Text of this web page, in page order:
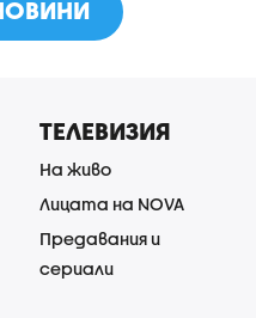
ТЕЛЕВИЗИЯ
На живо
Лицата на NOVA
Предавания и
сериали